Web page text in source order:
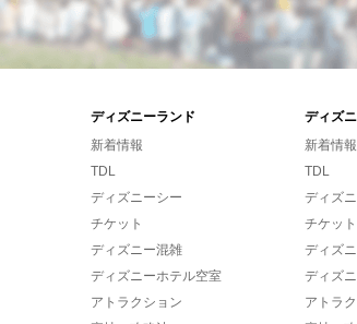
ディズニーランド ディズ
新着情報
TDL
ディズニーシー
チケット
ディズニー混雑
ディズニーホテル空室
アトラクション
新着情報
TDL
ディズ
チケット
ディズ
ディズ
アトラ